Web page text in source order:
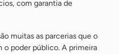
com garantia de
muitas as parcerias que o
o poder público. A primeira